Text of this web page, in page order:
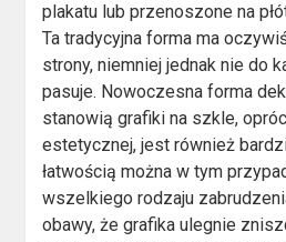
plakatu lub przenoszone na
Ta tradycyjna forma ma
strony, niemniej jednak nie do
pasuje. Nowoczesna forma
stanowią grafiki na szkle,
estetycznej, jest również
łatwością można w tym
wszelkiego rodzaju
obawy, że grafika ulegnie